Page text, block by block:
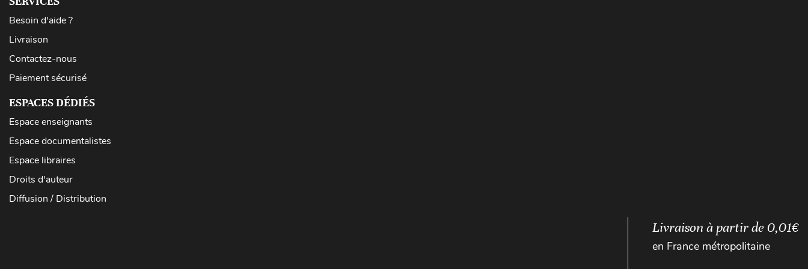
Besoin d'aide ?
Livraison
Contactez-nous
Paiement sécurisé
ESPACES DÉDIÉS
Espace enseignants
Espace documentalistes
Espace libraires
Droits d'auteur
Diffusion / Distribution
Livraison à partir de 0,01€
en France métropolitaine